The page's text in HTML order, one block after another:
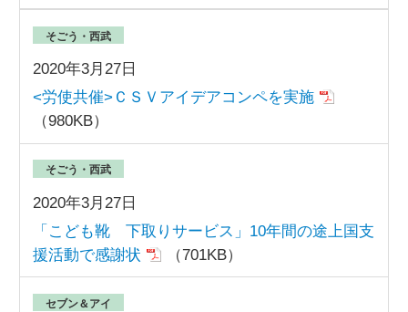
2020年3月27日
そごう・西武
<労使共催>ＣＳＶアイデアコンペを実施
（980KB）
2020年3月27日
そごう・西武
「こども靴 下取りサービス」10年間の途上国支
援活動で感謝状
（701KB）
セブン＆アイ